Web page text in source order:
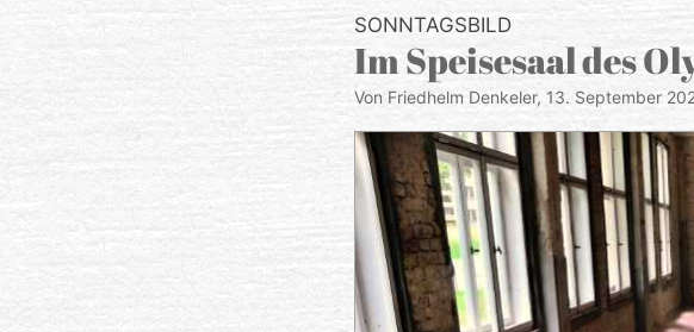
SONNTAGSBILD
Im Speisesaal des
Von Friedhelm Denkeler, 13. September